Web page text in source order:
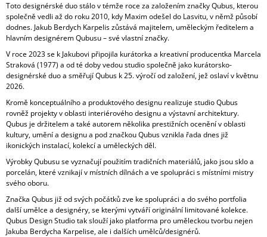
Toto designérské duo stálo v témže roce za založením značky Qubus, kterou
společně vedli až do roku 2010, kdy Maxim odešel do Lasvitu, v němž působí
dodnes. Jakub Berdych Karpelis zůstává majitelem, uměleckým ředitelem a
hlavním designérem Qubusu – své vlastní značky.
V roce 2023 se k Jakubovi připojila kurátorka a kreativní producentka Marcela
Straková (1977) a od té doby vedou studio společně jako kurátorsko-
designérské duo a směřují Qubus k 25. výročí od založení, jež oslaví v květnu
2026.
Kromě konceptuálního a produktového designu realizuje studio Qubus
rovněž projekty v oblasti interiérového designu a výstavní architektury.
Qubus je držitelem a také autorem několika prestižních ocenění v oblasti
kultury, umění a designu a pod značkou Qubus vznikla řada dnes již
ikonických instalací, kolekcí a uměleckých děl.
Výrobky Qubusu se vyznačují použitím tradičních materiálů, jako jsou sklo a
porcelán, které vznikají v místních dílnách a ve spolupráci s místními mistry
svého oboru.
Značka Qubus již od svých počátků zve ke spolupráci a do svého portfolia
další umělce a designéry, se kterými vytváří originální limitované kolekce.
Qubus Design Studio tak slouží jako platforma pro uměleckou tvorbu nejen
Jakuba Berdycha Karpelise, ale i dalších umělců/designérů.